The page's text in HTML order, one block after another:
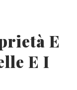
E
E I